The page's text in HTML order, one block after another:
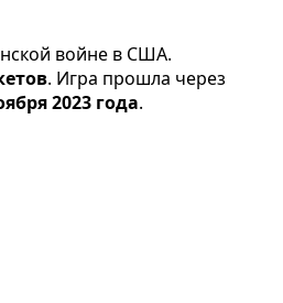
войне в США.
. Игра прошла через
2023 года.